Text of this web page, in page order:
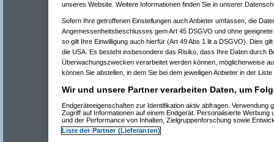
unseres Website. Weitere Informationen finden Sie in unserer
Sofern Ihre getroffenen Einstellungen auch Anbieter umfassen, die
Angemessenheitsbeschlusses gem Art 45 DSGVO und ohne
so gilt Ihre Einwilligung auch hierfür (Art 49 Abs 1 lit a DSGVO). Dies
die USA. Es besteht insbesondere das Risiko, dass Ihre Daten durch
Überwachungszwecken verarbeitet werden können, möglicherweise
können Sie abstellen, in dem Sie bei dem jeweiligen Anbieter in der
Wir und unsere Partner verarbeiten Daten, um
Endgeräteeigenschaften zur Identifikation aktiv abfragen. Verwendung
Zugriff auf Informationen auf einem Endgerät. Personalisierte Werbung
und der Performance von Inhalten, Zielgruppenforschung sowie
Liste der Partner (Lieferanten)